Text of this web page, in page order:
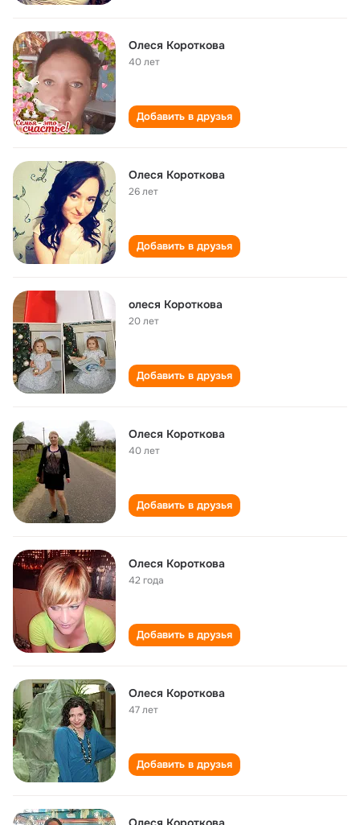
Олеся Короткова
40 лет
Добавить в друзья
Олеся Короткова
26 лет
Добавить в друзья
олеся Короткова
20 лет
Добавить в друзья
Олеся Короткова
40 лет
Добавить в друзья
Олеся Короткова
42 года
Добавить в друзья
Олеся Короткова
47 лет
Добавить в друзья